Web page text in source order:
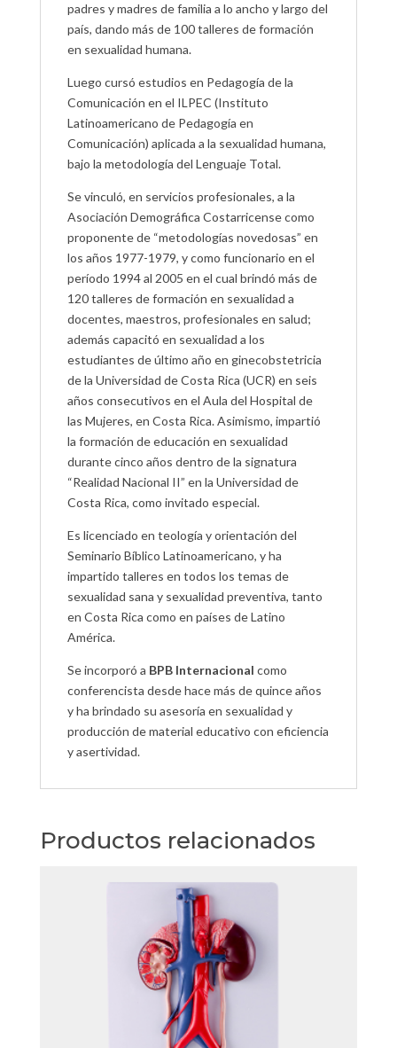
padres y madres de familia a lo ancho y largo del
país, dando más de 100 talleres de formación
en sexualidad humana.
Luego cursó estudios en Pedagogía de la
Comunicación en el ILPEC (Instituto
Latinoamericano de Pedagogía en
Comunicación) aplicada a la sexualidad humana,
bajo la metodología del Lenguaje Total.
Se vinculó, en servicios profesionales, a la
Asociación Demográfica Costarricense como
proponente de “metodologías novedosas” en
los años 1977-1979, y como funcionario en el
período 1994 al 2005 en el cual brindó más de
120 talleres de formación en sexualidad a
docentes, maestros, profesionales en salud;
además capacitó en sexualidad a los
estudiantes de último año en ginecobstetricia
de la Universidad de Costa Rica (UCR) en seis
años consecutivos en el Aula del Hospital de
las Mujeres, en Costa Rica. Asimismo, impartió
la formación de educación en sexualidad
durante cinco años dentro de la signatura
“Realidad Nacional II” en la Universidad de
Costa Rica, como invitado especial.
Es licenciado en teología y orientación del
Seminario Bíblico Latinoamericano, y ha
impartido talleres en todos los temas de
sexualidad sana y sexualidad preventiva, tanto
en Costa Rica como en países de Latino
América.
Se incorporó a BPB Internacional como
conferencista desde hace más de quince años
y ha brindado su asesoría en sexualidad y
producción de material educativo con eficiencia
y asertividad.
Productos relacionados